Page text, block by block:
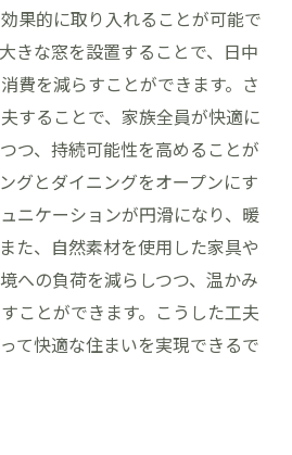
果的に取り入れることが可能で
きな窓を設置することで、日中
費を減らすことができます。さ
することで、家族全員が快適に
つ、持続可能性を高めることが
グとダイニングをオープンにす
ニケーションが円滑になり、暖
た、自然素材を使用した家具や
への負荷を減らしつつ、温かみ
ことができます。こうした工夫
て快適な住まいを実現できるで